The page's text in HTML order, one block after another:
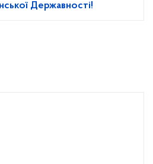
Державності!